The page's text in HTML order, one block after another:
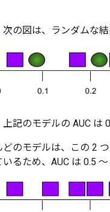
次の図は、ランダムな
記のモデルの AUC は
どのモデルは、この 2
るため、AUC は 0.5 ～